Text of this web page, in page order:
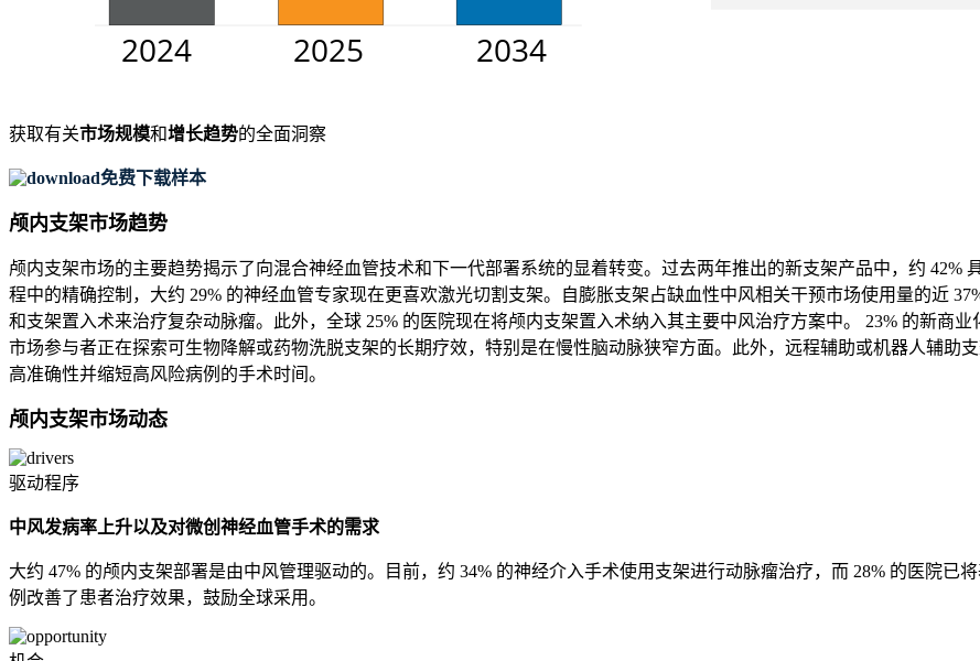
获取有关市场规模和增长趋势的全面洞察
免费下载样本
颅内支架市场趋势
颅内支架市场的主要趋势揭示了向混合神经血管技术和下一代部署系统的显着转变。过去两年推出的新支架产品中，约 42%
程中的精确控制，大约 29% 的神经血管专家现在更喜欢激光切割支架。自膨胀支架占缺血性中风相关干预市场使用量的近
和支架置入术来治疗复杂动脉瘤。此外，全球 25% 的医院现在将颅内支架置入术纳入其主要中风治疗方案中。 23% 的新商
市场参与者正在探索可生物降解或药物洗脱支架的长期疗效，特别是在慢性脑动脉狭窄方面。此外，远程辅助或机器人辅助
高准确性并缩短高风险病例的手术时间。
颅内支架市场动态
驱动程序
中风发病率上升以及对微创神经血管手术的需求
大约 47% 的颅内支架部署是由中风管理驱动的。目前，约 34% 的神经介入手术使用支架进行动脉瘤治疗，而 28% 的医院已
例改善了患者治疗效果，鼓励全球采用。